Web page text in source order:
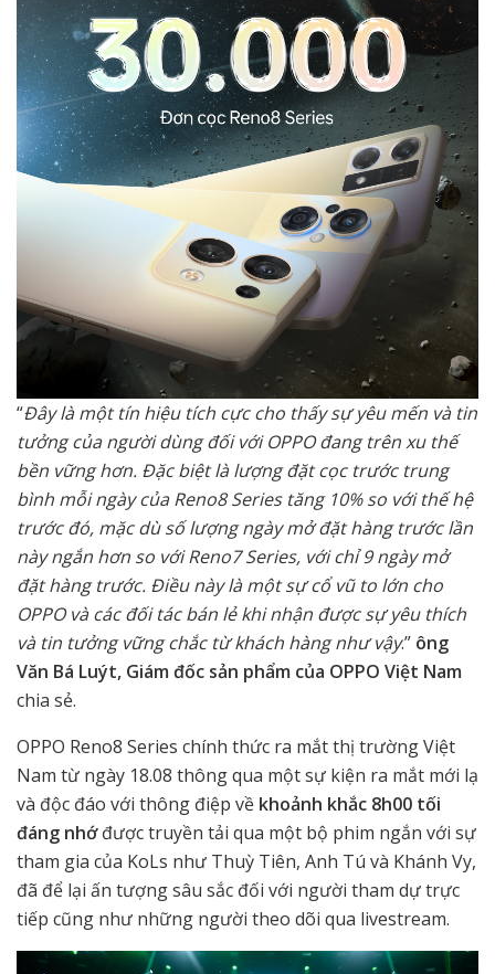
“Đây là một tín hiệu tích cực cho thấy sự yêu mến và tin
tưởng của người dùng đối với OPPO đang trên xu thế
bền vững hơn. Đặc biệt là lượng đặt cọc trước trung
bình mỗi ngày của Reno8 Series tăng 10% so với thế hệ
trước đó, mặc dù số lượng ngày mở đặt hàng trước lần
này ngắn hơn so với Reno7 Series, với chỉ 9 ngày mở
đặt hàng trước. Điều này là một sự cổ vũ to lớn cho
OPPO và các đối tác bán lẻ khi nhận được sự yêu thích
và tin tưởng vững chắc từ khách hàng như vậy.” ông
Văn Bá Luýt, Giám đốc sản phẩm của OPPO Việt Nam
chia sẻ.
OPPO Reno8 Series chính thức ra mắt thị trường Việt
Nam từ ngày 18.08 thông qua một sự kiện ra mắt mới lạ
và độc đáo với thông điệp về khoảnh khắc 8h00 tối
đáng nhớđược truyền tải qua một bộ phim ngắn với sự
tham gia của KoLs như Thuỳ Tiên, Anh Tú và Khánh Vy,
đã để lại ấn tượng sâu sắc đối với người tham dự trực
tiếp cũng như những người theo dõi qua livestream.